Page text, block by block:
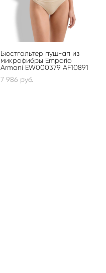
Бюстгальтер пуш-ап из
микрофибры Emporio
Armani EW000379 AF10891
7 986 pуб.